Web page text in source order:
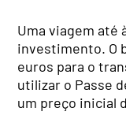
Uma viagem até
investimento. O
euros para o
utilizar o Passe
um preço inicial